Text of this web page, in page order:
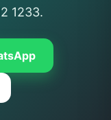
1233.